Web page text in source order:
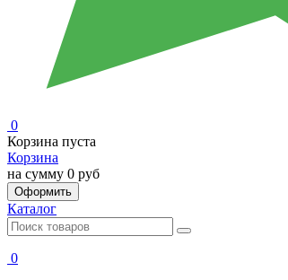
0
Корзина пуста
Корзина
на сумму 0 руб
Оформить
Каталог
0